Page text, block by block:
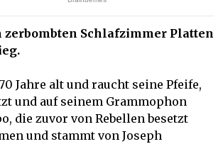
zerbombten Schlafzimmer Platten
Jahre alt und raucht seine Pfeife,
und auf seinem Grammophon
die zuvor von Rebellen besetzt
und stammt von Joseph